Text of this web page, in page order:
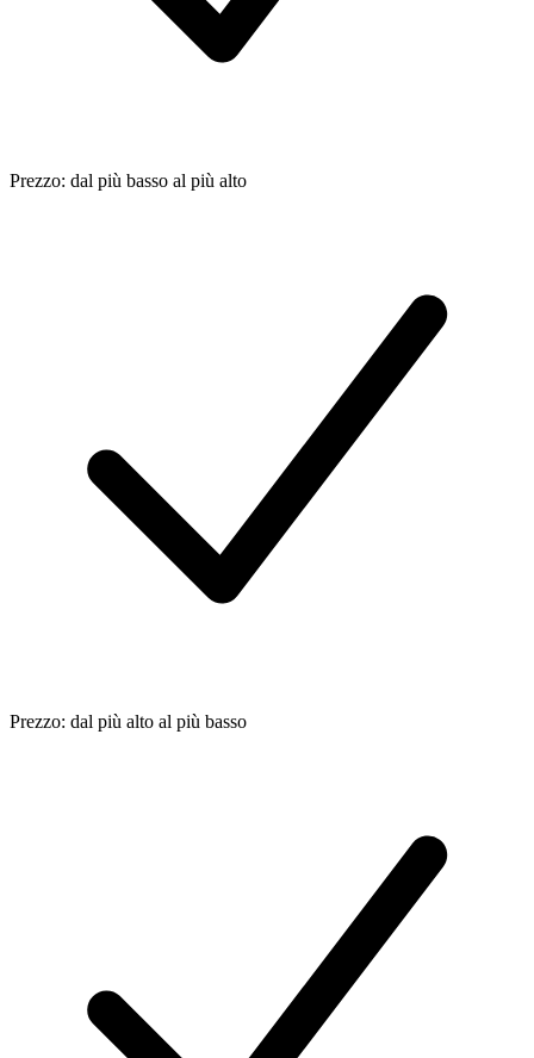
Prezzo: dal più basso al più alto
Prezzo: dal più alto al più basso